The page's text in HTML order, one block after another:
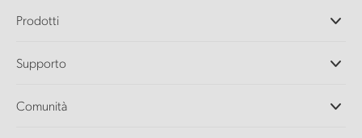
Prodotti
DaVinci Resolve e Fusion
Ultimatte
Supporto
Centro assistenza
Comunità